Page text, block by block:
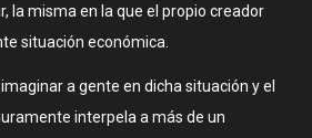
la misma en la que el propio creador
situación económica.
a gente en dicha situación y el
interpela a más de un